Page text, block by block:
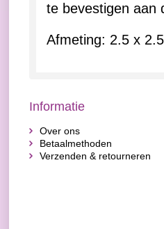
te bevestigen aan
Afmeting: 2.5 x
Informatie
Over ons
Betaalmethoden
Verzenden & retourneren